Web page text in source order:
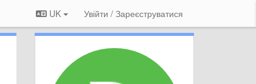
UK Увійти / Зареєструватися